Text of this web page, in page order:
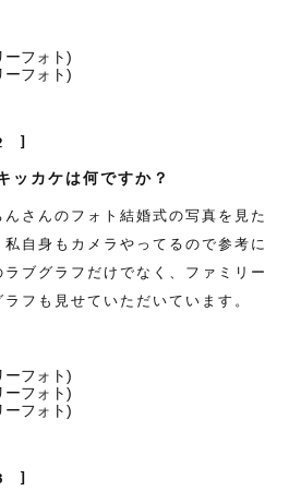
]
ッカケは何ですか？
さんのフォト結婚式の写真を見た
自身もカメラやってるので参考に
ブグラフだけでなく、ファミリー
フも見せていただいています。
]